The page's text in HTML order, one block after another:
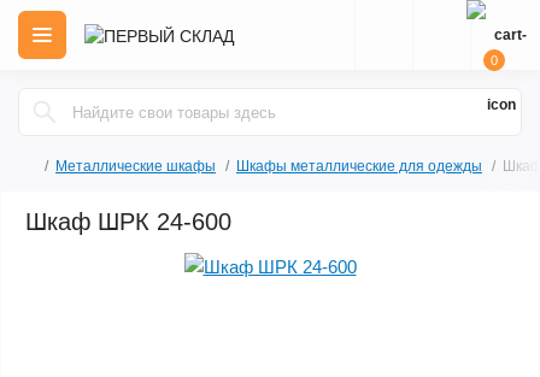
0
Металлические шкафы Шкафы металлические для одежды
Шкаф ШРК 24-600